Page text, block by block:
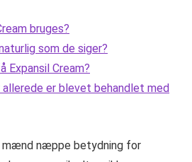
bruges?
som de siger?
Expansil Cream?
er blevet behandlet med
mænd næppe betydning for